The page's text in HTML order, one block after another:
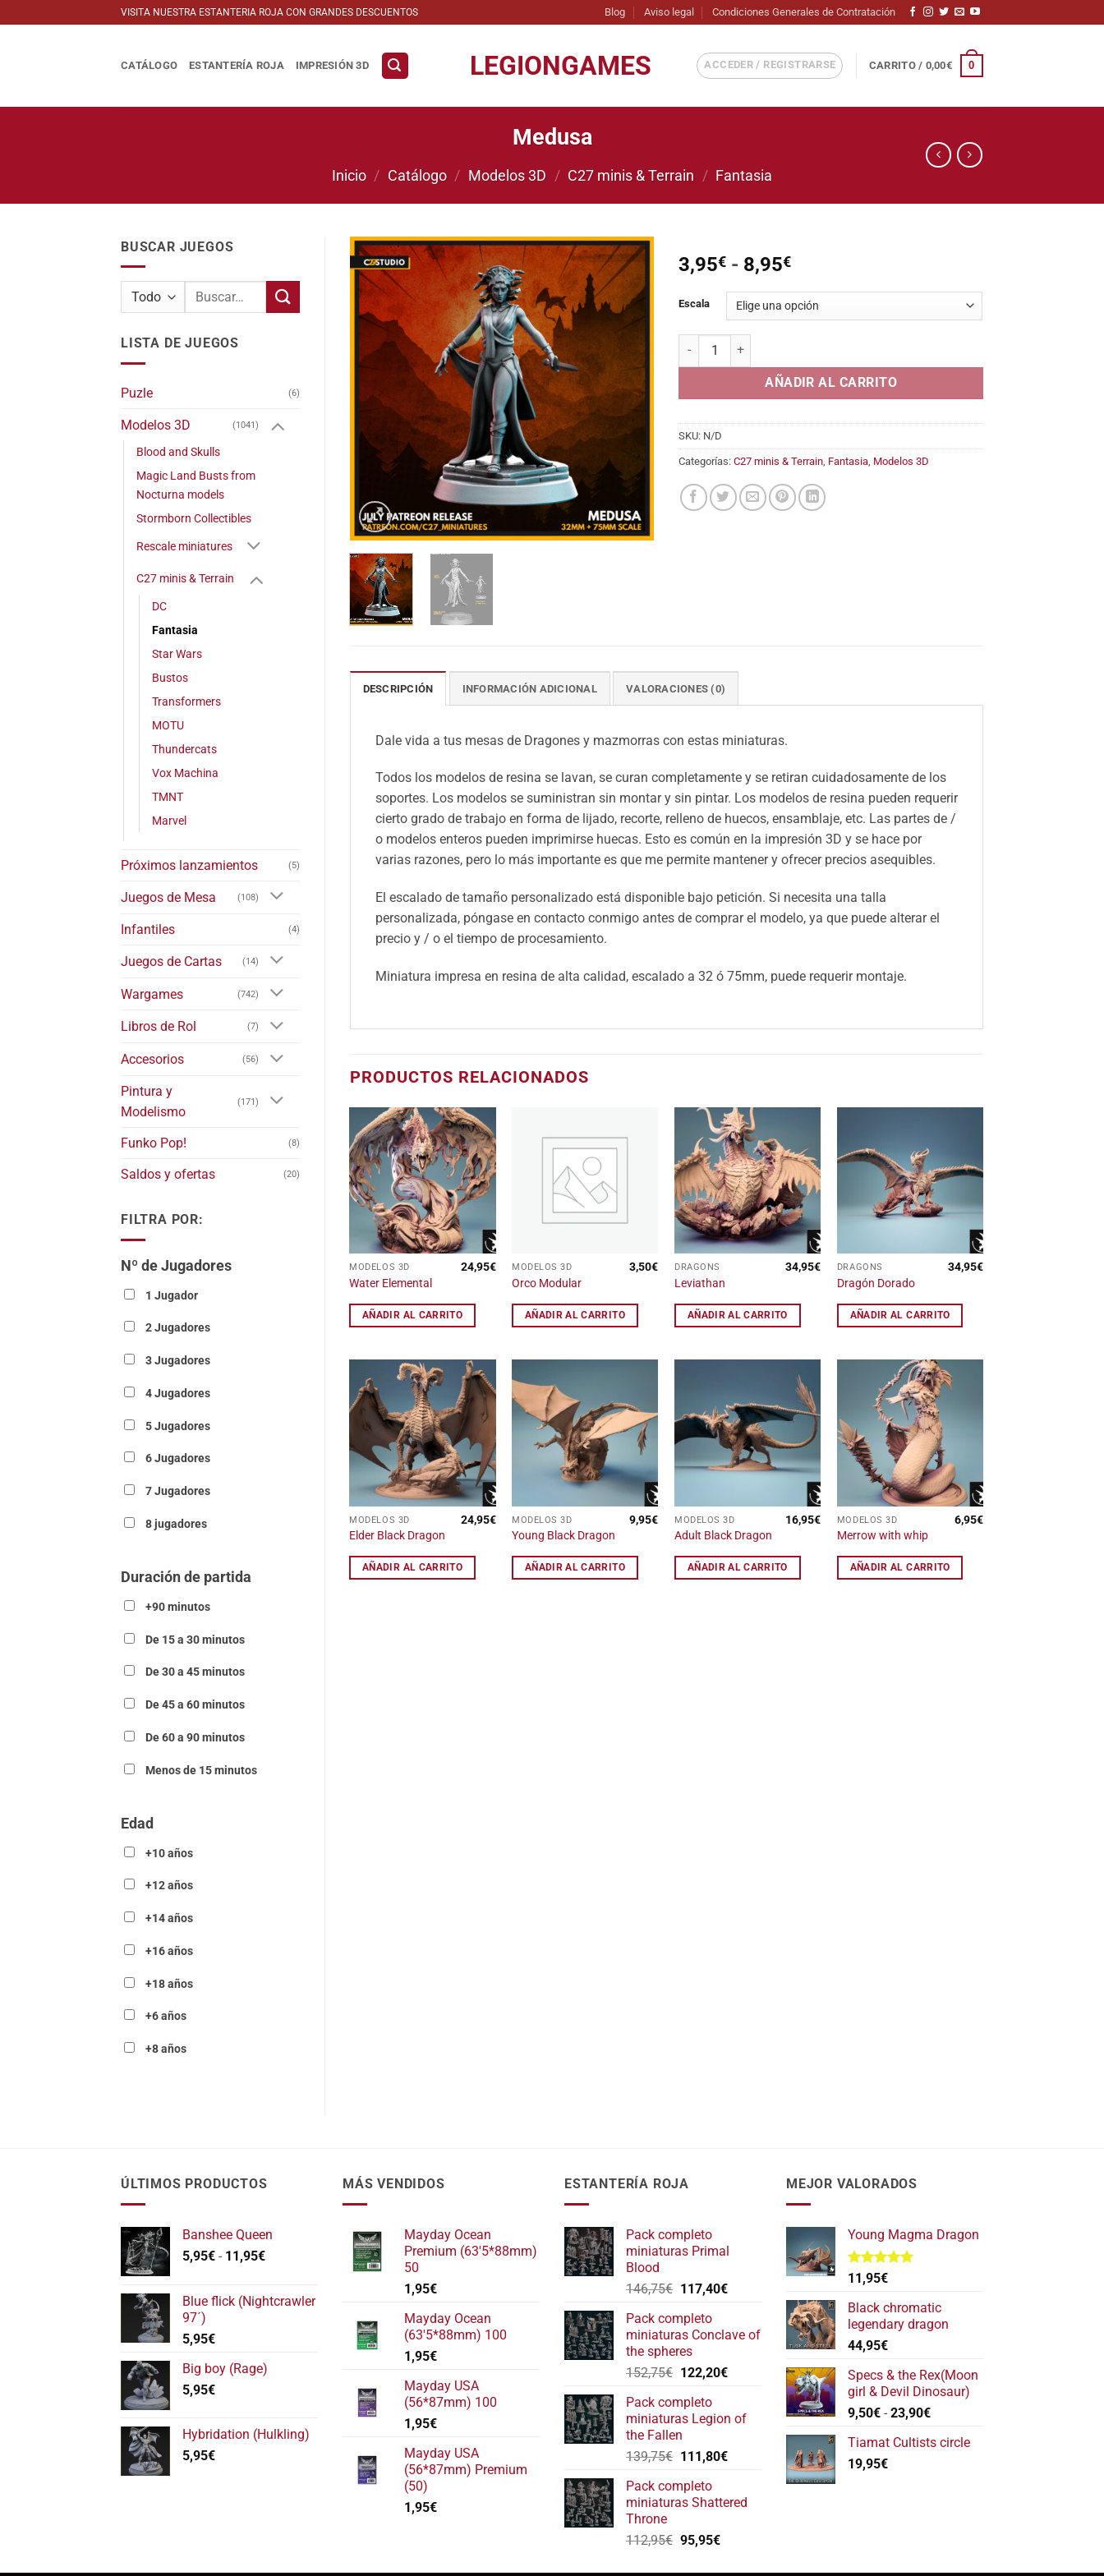
al
VISITA NUESTRA ESTANTERIA ROJA CON GRANDES DESCUENTOS Blog Aviso legal Condiciones Generales de Contratación
LEGIONGAMES
CATÁLOGO ESTANTERÍA ROJA IMPRESIÓN 3D ACCEDER / REGISTRARSE CARRITO / 0,00€ 0
Medusa
Inicio / Catálogo / Modelos 3D / C27 minis & Terrain / Fantasia
BUSCAR JUEGOS
Buscar
LISTA DE JUEGOS
Puzle (6)
Modelos 3D (1041)
Blood and Skulls
Magic Land Busts from
Nocturna models
Stormborn Collectibles
Rescale miniatures
C27 minis & Terrain
DC
Fantasia
Star Wars
Bustos
Transformers
MOTU
Thundercats
Vox Machina
TMNT
Marvel
Próximos lanzamientos (5)
Juegos de Mesa (108)
Infantiles (4)
Juegos de Cartas (14)
Wargames (742)
Libros de Rol (7)
Accesorios (56)
Pintura y
Modelismo
(171)
Funko Pop! (8)
Saldos y ofertas (20)
FILTRA POR:
Nº de Jugadores
1 Jugador
2 Jugadores
3 Jugadores
4 Jugadores
5 Jugadores
6 Jugadores
7 Jugadores
8 jugadores
Duración de partida
+90 minutos
De 15 a 30 minutos
De 30 a 45 minutos
De 45 a 60 minutos
De 60 a 90 minutos
Menos de 15 minutos
Edad
+10 años
+12 años
+14 años
+16 años
+18 años
+6 años
+8 años
Añadir
a la
lista de
deseos
3,95€ - 8,95€Rango
precios:
desde
hasta
8,95€
Escala
Medusa cantidad
AÑADIR AL CARRITO
SKU: N/D
Categorías:C27 minis & Terrain Fantasia Modelos 3D
DESCRIPCIÓN INFORMACIÓN ADICIONAL VALORACIONES (0)
Dale vida a tus mesas de Dragones y mazmorras con estas miniaturas.
Todos los modelos de resina se lavan, se curan completamente y se retiran cuidadosamente de los
soportes. Los modelos se suministran sin montar y sin pintar. Los modelos de resina pueden requerir
cierto grado de trabajo en forma de lijado, recorte, relleno de huecos, ensamblaje, etc. Las partes de /
o modelos enteros pueden imprimirse huecas. Esto es común en la impresión 3D y se hace por
varias razones, pero lo más importante es que me permite mantener y ofrecer precios asequibles.
El escalado de tamaño personalizado está disponible bajo petición. Si necesita una talla
personalizada, póngase en contacto conmigo antes de comprar el modelo, ya que puede alterar el
precio y / o el tiempo de procesamiento.
Miniatura impresa en resina de alta calidad, escalado a 32 ó 75mm, puede requerir montaje.
PRODUCTOS RELACIONADOS
Añadir
a la
lista
de
deseos
MODELOS 3D
Water Elemental
24,95€
AÑADIR AL CARRITO
Añadir
MODELOS 3D
Orco Modular
3,50€
AÑADIR AL CARRITO
Añadir
a la
lista
de
deseos
DRAGONS
Leviathan
34,95€
AÑADIR AL CARRITO
a la
lista
DRAGONS
Dragón Dorado
34,95€
AÑADIR AL CARRITO
Añadir
a la
de
deseos
MODELOS 3D
Elder Black Dragon
24,95€
AÑADIR AL CARRITO
Añadir
a la
lista
deseos
MODELOS 3D
Young Black Dragon
9,95€
AÑADIR AL CARRITO
Añadir
a la
deseos
MODELOS 3D
Adult Black Dragon
16,95€
AÑADIR AL CARRITO
deseos
MODELOS 3D
Merrow with whip
6,95€
AÑADIR AL CARRITO
ÚLTIMOS PRODUCTOS
Banshee Queen
5,95€ - 11,95€Rango
desde
Blue flick (Nightcrawler
97´)
5,95€
Big boy (Rage)
5,95€
Hybridation (Hulkling)
5,95€
MÁS VENDIDOS
Mayday Ocean
Premium (63'5*88mm)
50
1,95€
Mayday Ocean
(63'5*88mm) 100
1,95€
Mayday USA
(56*87mm) 100
1,95€
Mayday USA
(56*87mm) Premium
(50)
1,95€
ESTANTERÍA ROJA
Pack completo
miniaturas Primal
Blood
146,75€ El
original
era:
146,75€.
117,40€El
es:
Pack completo
miniaturas Conclave of
the spheres
152,75€ El
original
era:
152,75€.
122,20€El
es:
Pack completo
miniaturas Legion of
the Fallen
139,75€ El
original
era:
111,80€El
es:
Pack completo
miniaturas Shattered
Throne
112,95€ El
95,95€El
MEJOR VALORADOS
Young Magma Dragon
Valorado
con
de 5
11,95€
Black chromatic
legendary dragon
44,95€
Specs & the Rex(Moon
girl & Devil Dinosaur)
9,50€ - 23,90€Rango
precios:
Tiamat Cultists circle
19,95€